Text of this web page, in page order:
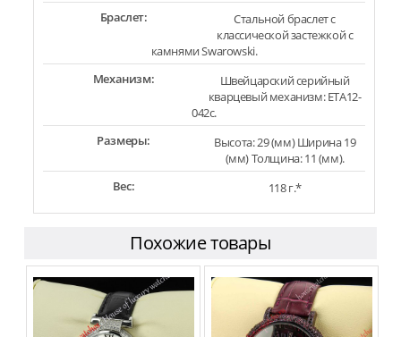
Браслет:
Стальной браслет с
классической застежкой с
камнями Swarowski.
Механизм:
Швейцарский серийный
кварцевый механизм: ETA12-
042c.
Размеры:
Высота: 29 (мм) Ширина 19
(мм) Толщина: 11 (мм).
Вес:
118 г.*
Похожие товары